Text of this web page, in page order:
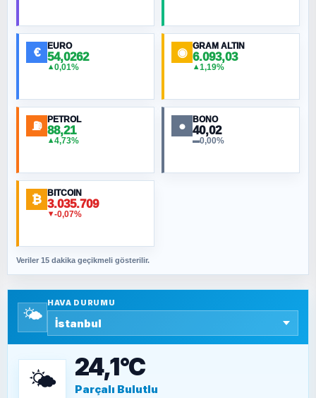
MURAT ÖZKAN
NURETTIN BÖLÜK
ORHAN KILIÇOĞLU
Fahişeye beyinli bir müstevli alçağına
SAVAŞ ŞAHİN
SEYFULLAH ÇİÇEK
TEOMAN ALPASLAN
€ EURO
54,0262
▲0,01%
◉ GRAM ALTIN
6.093,03
▲1,19%
⛽ PETROL
88,21
▲4,73%
● BONO
40,02
▬0,00%
₿ BITCOIN
3.035.709
▼-0,07%
Veriler 15 dakika geçikmeli gösterilir.
🌤️
HAVA DURUMU
🌤️ 24,1°C
Parçalı Bulutlu